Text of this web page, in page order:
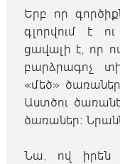
Երբ որ
գլորվում է
ցավալի է, որ
բարձրագոչ
«մեծ»
Աստծու
ծառաներ։
Նա, ով իրեն